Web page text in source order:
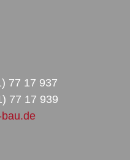
77 17 937
77 17 939